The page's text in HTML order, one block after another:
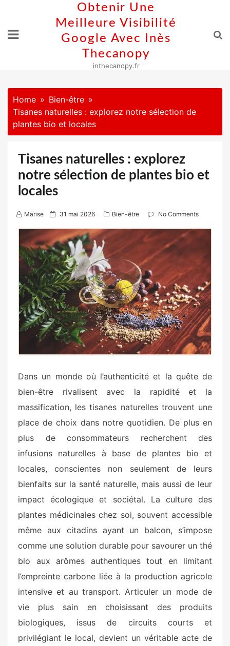
content
Obtenir Une
Meilleure Visibilité
Google Avec Inès
Thecanopy
inthecanopy.fr
Home
Bien-être
Tisanes naturelles : explorez notre sélection de
plantes bio et locales
Tisanes naturelles : explorez
notre sélection de plantes bio et
locales
Marise
P
s
t
e
d
o
n
31 mai 2026 Bien-être No Comments
Dans un monde où l’authenticité et la quête de
bien-être rivalisent avec la rapidité et la
massification, les tisanes naturelles trouvent une
place de choix dans notre quotidien. De plus en
plus de consommateurs recherchent des
infusions naturelles à base de plantes bio et
locales, conscientes non seulement de leurs
bienfaits sur la santé naturelle, mais aussi de leur
impact écologique et sociétal. La culture des
plantes médicinales chez soi, souvent accessible
même aux citadins ayant un balcon, s’impose
comme une solution durable pour savourer un thé
bio aux arômes authentiques tout en limitant
l’empreinte carbone liée à la production agricole
intensive et au transport. Articuler un mode de
vie plus sain en choisissant des produits
biologiques, issus de circuits courts et
privilégiant le local, devient un véritable acte de